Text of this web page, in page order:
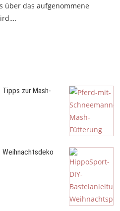
über das aufgenommene
zur Mash-
Weihnachtsdeko